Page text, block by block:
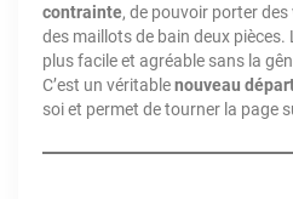
contrainte, de pouvoir porter
des maillots de bain deux
plus facile et agréable sans la
C’est un véritablenouveau
soi et permet de tourner la page